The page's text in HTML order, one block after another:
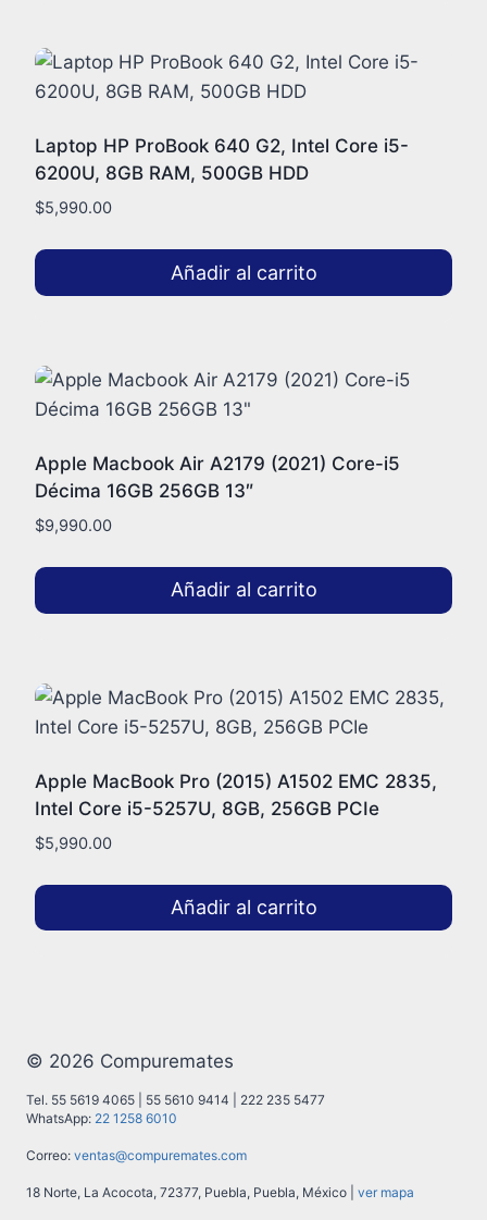
Laptop HP ProBook 640 G2, Intel Core i5-
6200U, 8GB RAM, 500GB HDD
$5,990.00
Añadir al carrito
Apple Macbook Air A2179 (2021) Core-i5
Décima 16GB 256GB 13″
$9,990.00
Añadir al carrito
Apple MacBook Pro (2015) A1502 EMC 2835,
Intel Core i5-5257U, 8GB, 256GB PCIe
$5,990.00
Añadir al carrito
© 2026 Compuremates
Tel. 55 5619 4065 | 55 5610 9414 | 222 235 5477
WhatsApp: 22 1258 6010
Correo: ventas@compuremates.com
18 Norte, La Acocota, 72377, Puebla, Puebla, México | ver mapa